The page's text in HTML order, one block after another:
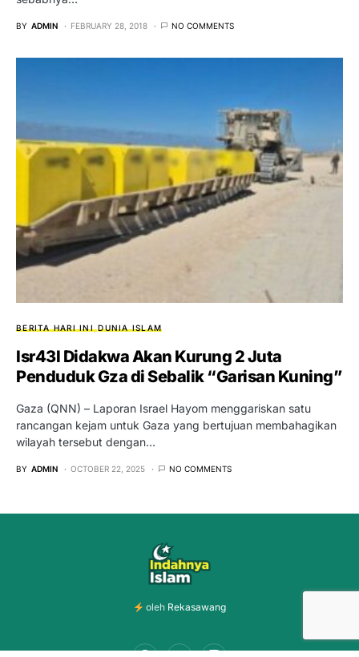
BY ADMIN FEBRUARY 28, 2018 NO COMMENTS
BERITA HARI INI DUNIA ISLAM
Isr43l Didakwa Akan Kurung 2 Juta
Penduduk Gza di Sebalik “Garisan Kuning”
Gaza (QNN) – Laporan Israel Hayom menggariskan satu
rancangan kejam untuk Gaza yang bertujuan membahagikan
wilayah tersebut dengan…
BY ADMIN OCTOBER 22, 2025 NO COMMENTS
oleh Rekasawang